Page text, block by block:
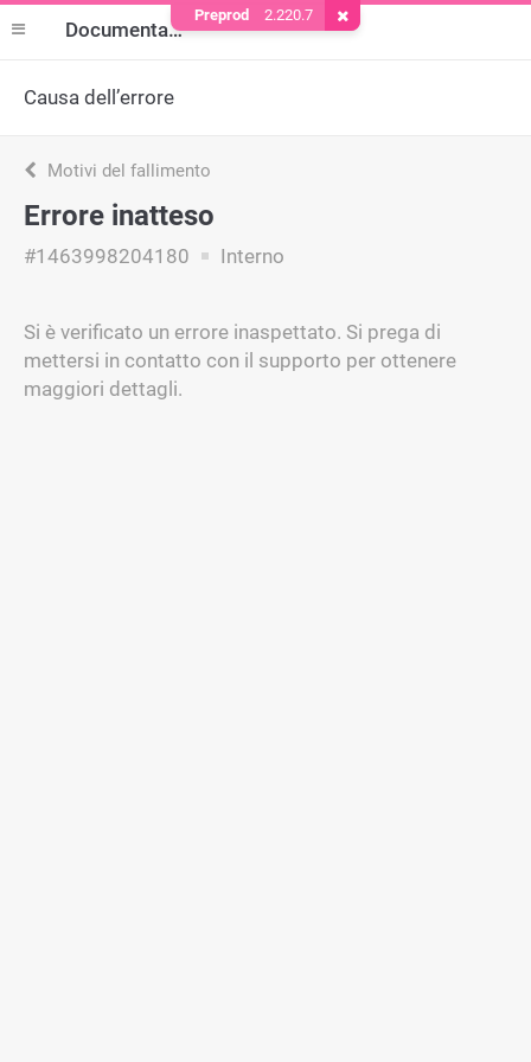
Documentazione
Causa dell’errore
Motivi del fallimento
Errore inatteso
#1463998204180 Interno
Si è verificato un errore inaspettato. Si prega di
mettersi in contatto con il supporto per ottenere
maggiori dettagli.
Preprod 2.220.7 Rimuovere il cookie